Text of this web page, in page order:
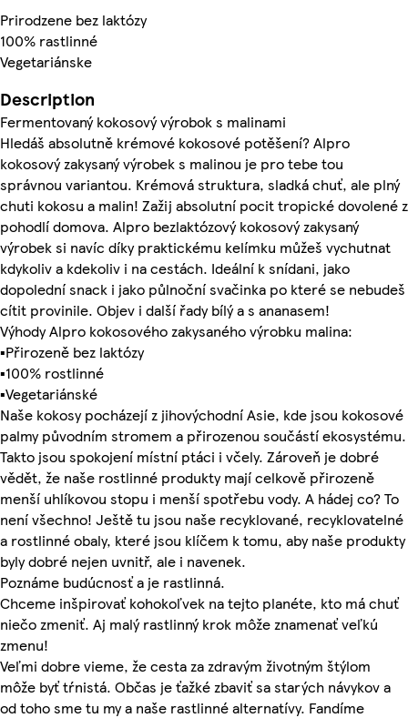
Prirodzene bez laktózy
100% rastlinné
Vegetariánske
Description
Fermentovaný kokosový výrobok s malinami
Hledáš absolutně krémové kokosové potěšení? Alpro
kokosový zakysaný výrobek s malinou je pro tebe tou
správnou variantou. Krémová struktura, sladká chuť, ale plný
chuti kokosu a malin! Zažij absolutní pocit tropické dovolené z
pohodlí domova. Alpro bezlaktózový kokosový zakysaný
výrobek si navíc díky praktickému kelímku můžeš vychutnat
kdykoliv a kdekoliv i na cestách. Ideální k snídani, jako
dopolední snack i jako půlnoční svačinka po které se nebudeš
cítit provinile. Objev i další řady bílý a s ananasem!
Výhody Alpro kokosového zakysaného výrobku malina:
▪Přirozeně bez laktózy
▪100% rostlinné
▪Vegetariánské
Naše kokosy pocházejí z jihovýchodní Asie, kde jsou kokosové
palmy původním stromem a přirozenou součástí ekosystému.
Takto jsou spokojení místní ptáci i včely. Zároveň je dobré
vědět, že naše rostlinné produkty mají celkově přirozeně
menší uhlíkovou stopu i menší spotřebu vody. A hádej co? To
není všechno! Ještě tu jsou naše recyklované, recyklovatelné
a rostlinné obaly, které jsou klíčem k tomu, aby naše produkty
byly dobré nejen uvnitř, ale i navenek.
Poznáme budúcnosť a je rastlinná.
Chceme inšpirovať kohokoľvek na tejto planéte, kto má chuť
niečo zmeniť. Aj malý rastlinný krok môže znamenať veľkú
zmenu!
Veľmi dobre vieme, že cesta za zdravým životným štýlom
môže byť tŕnistá. Občas je ťažké zbaviť sa starých návykov a
od toho sme tu my a naše rastlinné alternatívy. Fandíme